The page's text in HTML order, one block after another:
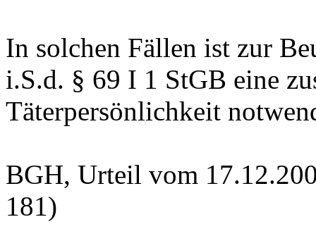
In solchen Fällen ist zur
i.S.d. § 69 I 1 StGB eine
Täterpersönlichkeit
BGH, Urteil vom
181)